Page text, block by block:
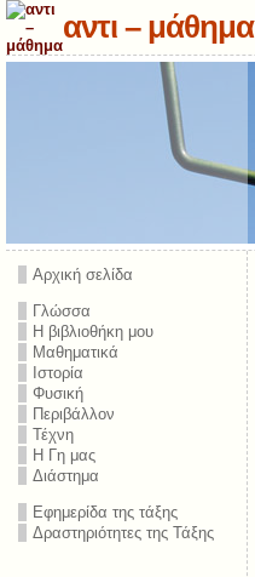
αντι – μάθημα
Αρχική σελίδα
Γλώσσα
Η βιβλιοθήκη μου
Μαθηματικά
Ιστορία
Φυσική
Περιβάλλον
Τέχνη
Η Γη μας
Διάστημα
Εφημερίδα της τάξης
Δραστηριότητες της Τάξης